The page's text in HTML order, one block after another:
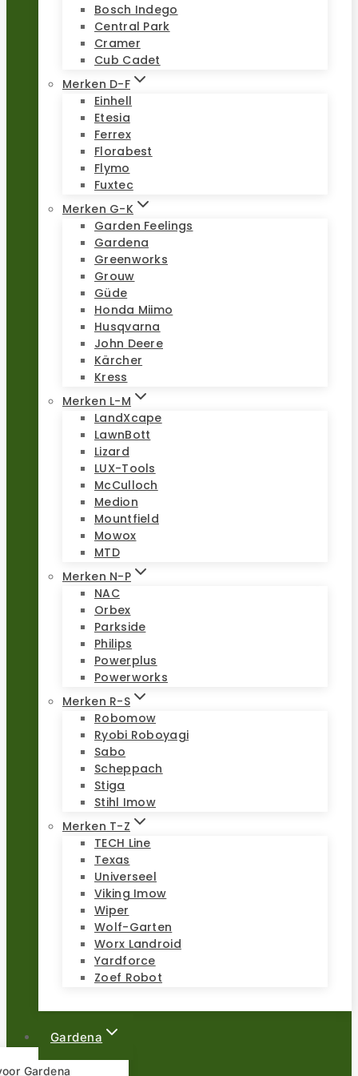
Bosch Indego
Central Park
Cramer
Cub Cadet
Merken D-F
Einhell
Etesia
Ferrex
Florabest
Flymo
Fuxtec
Merken G-K
Garden Feelings
Gardena
Greenworks
Grouw
Güde
Honda Miimo
Husqvarna
John Deere
Kärcher
Kress
Merken L-M
LandXcape
LawnBott
Lizard
LUX-Tools
McCulloch
Medion
Mountfield
Mowox
MTD
Merken N-P
NAC
Orbex
Parkside
Philips
Powerplus
Powerworks
Merken R-S
Robomow
Ryobi Roboyagi
Sabo
Scheppach
Stiga
Stihl Imow
Merken T-Z
TECH Line
Texas
Universeel
Viking Imow
Wiper
Wolf-Garten
Worx Landroid
Yardforce
Zoef Robot
Gardena
Gardena